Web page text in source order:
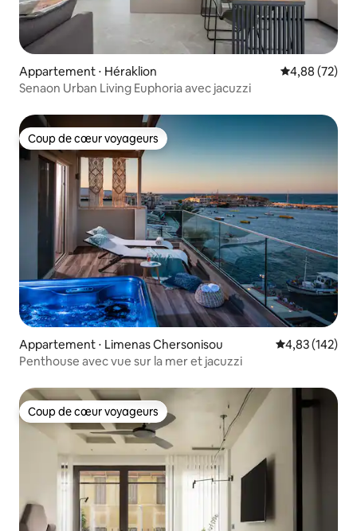
Appartement ⋅ Héraklion Évaluation
4,88 (72)
Senaon Urban Living Euphoria avec jacuzzi
Coup de cœur voyageurs
Coup de cœur voyageurs
Appartement ⋅ Limenas Chersonisou Évaluation
4,83 (142)
Penthouse avec vue sur la mer et jacuzzi
Coup de cœur voyageurs
Coup de cœur voyageurs